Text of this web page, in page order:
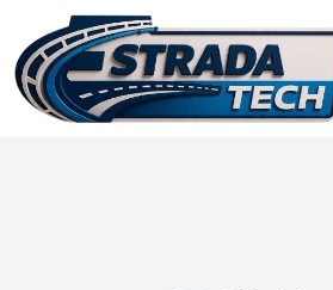
contenido